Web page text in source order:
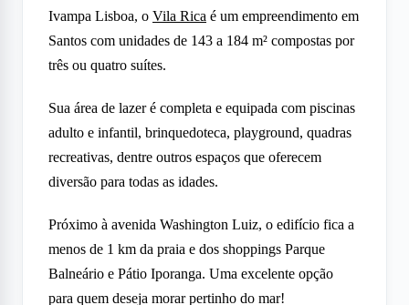
Ivampa Lisboa, o Vila Rica é um empreendimento em
Santos com unidades de 143 a 184 m² compostas por
três ou quatro suítes.
Sua área de lazer é completa e equipada com piscinas
adulto e infantil, brinquedoteca, playground, quadras
recreativas, dentre outros espaços que oferecem
diversão para todas as idades.
Próximo à avenida Washington Luiz, o edifício fica a
menos de 1 km da praia e dos shoppings Parque
Balneário e Pátio Iporanga. Uma excelente opção
para quem deseja morar pertinho do mar!